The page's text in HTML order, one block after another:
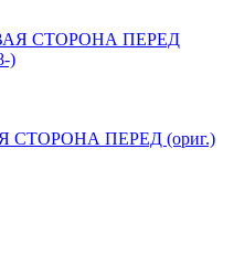
ПЕРЕД (ориг.)